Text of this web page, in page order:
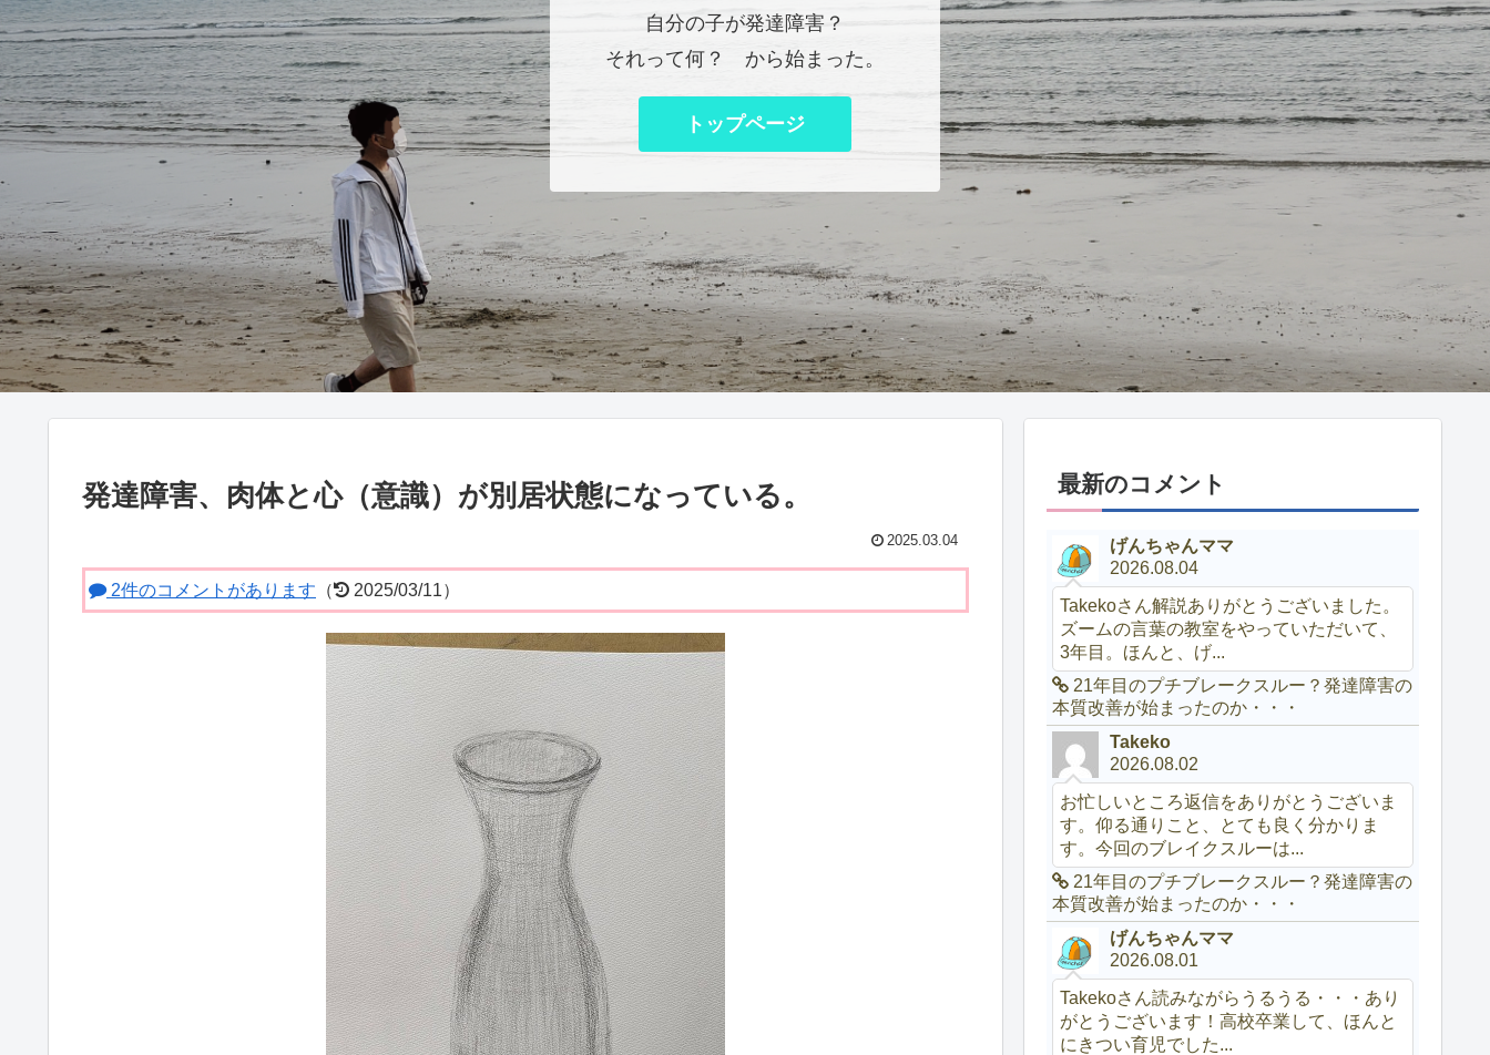
自分の子が発達障害？
それって何？ から始まった。
トップページ
発達障害、肉体と心（意識）が別居状態になっている。
2025.03.04
2件のコメントがあります （ 2025/03/11）
最新のコメント
げんちゃんママ
2026.08.04
Takekoさん解説ありがとうございました。
ズームの言葉の教室をやっていただいて、
3年目。ほんと、げ...
21年目のプチブレークスルー？発達障害の
本質改善が始まったのか・・・
Takeko
2026.08.02
お忙しいところ返信をありがとうございま
す。仰る通りこと、とても良く分かりま
す。今回のブレイクスルーは...
21年目のプチブレークスルー？発達障害の
本質改善が始まったのか・・・
げんちゃんママ
2026.08.01
Takekoさん読みながらうるうる・・・あり
がとうございます！高校卒業して、ほんと
にきつい育児でした...